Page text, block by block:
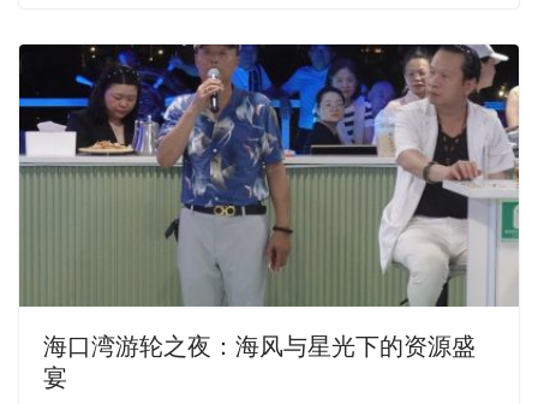
海口湾游轮之夜：海风与星光下的资源盛
宴